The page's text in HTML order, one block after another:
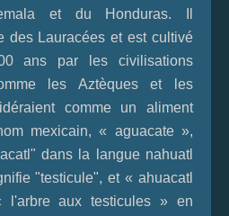
et du Honduras. Il
des Lauracées et est cultivé
ans par les civilisations
les Aztèques et les
comme un aliment
mexicain, « aguacate »,
dans la langue nahuatl
"testicule", et « ahuacatl
l'arbre aux testicules » en